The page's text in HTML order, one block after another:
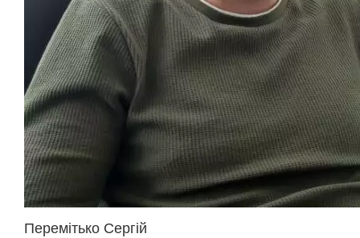
Перемітько Сергій